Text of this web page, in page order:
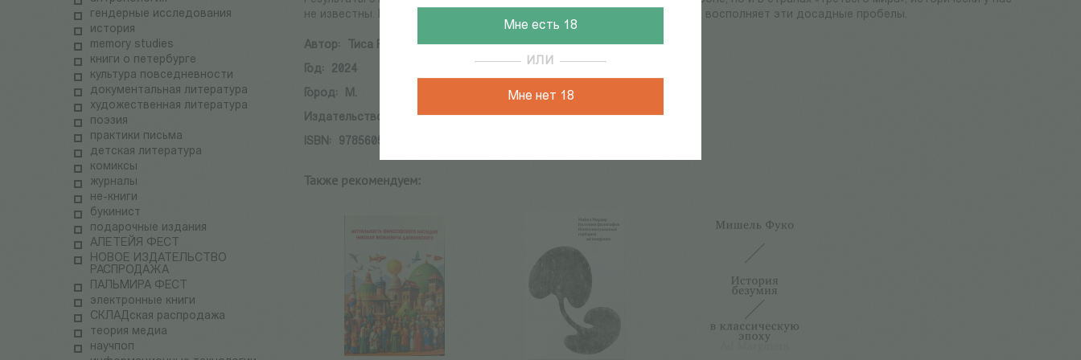
Мне есть 18
ИЛИ
Мне нет 18
гендерные исследования
история
memory studies
книги о петербурге
культура повседневности
документальная литература
художественная литература
поэзия
практики письма
детская литература
комиксы
журналы
не-книги
букинист
подарочные издания
АЛЕТЕЙЯ ФЕСТ
НОВОЕ ИЗДАТЕЛЬСТВО
РАСПРОДАЖА
ПАЛЬМИРА ФЕСТ
электронные книги
СКЛАДская распродажа
теория медиа
научпоп
не известны. Написанная живым и понятным языком книга Романа Тисы восполняет эти досадные пробелы.
Автор:
Тиса Р.
Год:
2024
Город:
М.
Издательство:
directio libera
ISBN:
9785605066859
Также рекомендуем: